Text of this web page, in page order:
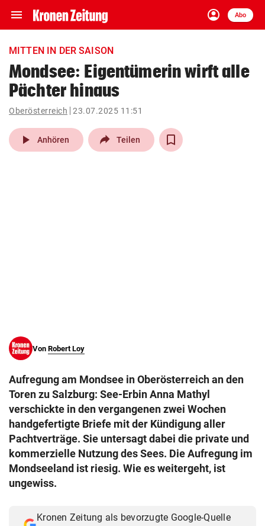
menu Navigation
ein-/ausklappen
account_circle
Anmelden
Abo
close Schließen
account_circle Anmelden
pin_drop
Wien arrow_right
MITTEN IN DER SAISON
Mondsee: Eigentümerin wirft alle
Pächter hinaus
Oberösterreich 23.07.2025 11:51
play_arrow Anhören Teilen
Von Robert Loy
Aufregung am Mondsee in Oberösterreich an den
Toren zu Salzburg: See-Erbin Anna Mathyl
verschickte in den vergangenen zwei Wochen
handgefertigte Briefe mit der Kündigung aller
Pachtverträge. Sie untersagt dabei die private und
kommerzielle Nutzung des Sees. Die Aufregung im
Mondseeland ist riesig. Wie es weitergeht, ist
ungewiss.
Kronen Zeitung als bevorzugte Google-Quelle